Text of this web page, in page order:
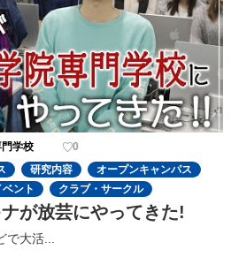
学校
0
研究内容
オープンキャンパス
ント クラブ・サークル
が放芸にやってきた!
で大活...